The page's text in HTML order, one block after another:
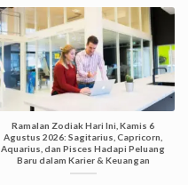
Ramalan Zodiak Hari Ini, Kamis 6
Agustus 2026: Sagitarius, Capricorn,
Aquarius, dan Pisces Hadapi Peluang
Baru dalam Karier & Keuangan